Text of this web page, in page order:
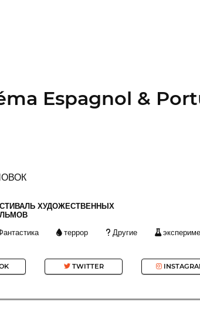
Espagnol &
ХУДОЖЕСТВЕННЫХ
террор Другие
TWITTER